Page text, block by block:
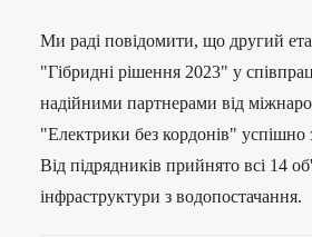
Ми раді повідомити, що другий
"Гібридні рішення 2023" у
надійними партнерами від
"Електрики без кордонів" успішно
Від підрядників прийнято всі 14
інфраструктури з водопостачання.